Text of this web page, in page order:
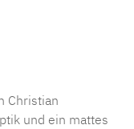
Christian
und ein mattes